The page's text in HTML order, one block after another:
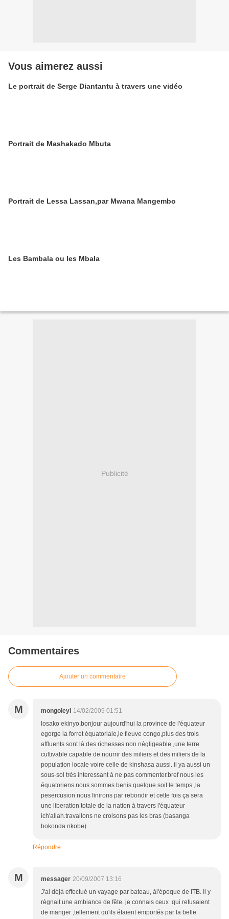
Vous aimerez aussi
Le portrait de Serge Diantantu à travers une vidéo
Portrait de Mashakado Mbuta
Portrait de Lessa Lassan,par Mwana Mangembo
Les Bambala ou les Mbala
Publicité
Commentaires
Ajouter un commentaire
M mongoleyi 14/02/2009 01:51
losako ekinyo,bonjour aujourd'hui la province de l'équateur
egorge la forret équatoriale,le fleuve congo,plus des trois
affluents sont là des richesses non négligeable ,une terre
cultivable capable de nourrir des miliers et des miliers de la
population locale voire celle de kinshasa aussi. il ya aussi un
sous-sol très interessant à ne pas commenter.bref nous les
équatoriens nous sommes benis quelque soit le temps ,la
pesercusion nous finirons par rebondir et cette fois ça sera
une liberation totale de la nation à travers l'équateur
ich'allah.travallons ne croisons pas les bras (basanga
bokonda nkobe)
Répondre
M messager 20/09/2007 13:16
J'ai déjà effectué un vayage par bateau, àl'époque de ITB. Il y
règnait une ambiance de fête. je connais ceux qui refusaient
de manger ,tellement qu'ils étaient emportés par la belle